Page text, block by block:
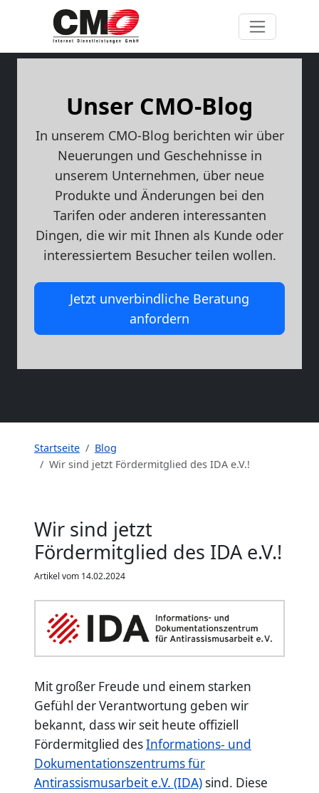
Unser CMO-Blog
In unserem CMO-Blog berichten wir über
Neuerungen und Geschehnisse in
unserem Unternehmen, über neue
Produkte und Änderungen bei den
Tarifen oder anderen interessanten
Dingen, die wir mit Ihnen als Kunde oder
interessiertem Besucher teilen wollen.
Jetzt unverbindliche Beratung
anfordern
Startseite
Blog
Wir sind jetzt Fördermitglied des IDA e.V.!
Wir sind jetzt
Fördermitglied des IDA e.V.!
Artikel vom 14.02.2024
Mit großer Freude und einem starken
Gefühl der Verantwortung geben wir
bekannt, dass wir seit heute offiziell
Fördermitglied desInformations- und
Dokumentationszentrums für
Antirassismusarbeit e.V. (IDA)sind. Diese